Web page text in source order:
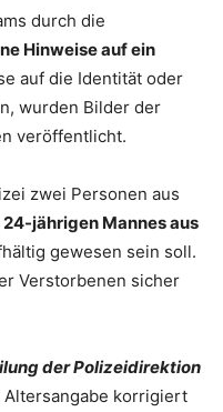
durch die
Hinweise auf ein
auf die Identität oder
wurden Bilder der
veröffentlicht.
zwei Personen aus
24-jährigen Mannes aus
gewesen sein soll.
Verstorbenen sicher
der Polizeidirektion
Altersangabe korrigiert